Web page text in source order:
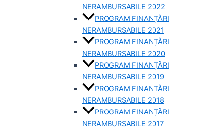
NERAMBURSABILE 2022
PROGRAM FINANȚĂRI
NERAMBURSABILE 2021
PROGRAM FINANȚĂRI
NERAMBURSABILE 2020
PROGRAM FINANȚĂRI
NERAMBURSABILE 2019
PROGRAM FINANTĂRI
NERAMBURSABILE 2018
PROGRAM FINANȚĂRI
NERAMBURSABILE 2017